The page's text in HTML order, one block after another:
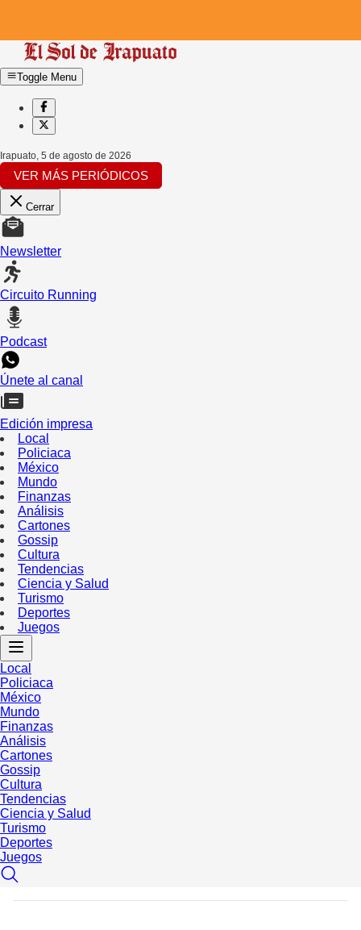
Toggle Menu
Irapuato, 5 de agosto de 2026
VER MÁS PERIÓDICOS
Cerrar
Newsletter
Circuito Running
Podcast
Únete al canal
Edición impresa
Local
Policiaca
México
Mundo
Finanzas
Análisis
Cartones
Gossip
Cultura
Tendencias
Ciencia y Salud
Turismo
Deportes
Juegos
Local
Policiaca
México
Mundo
Finanzas
Análisis
Cartones
Gossip
Cultura
Tendencias
Ciencia y Salud
Turismo
Deportes
Juegos